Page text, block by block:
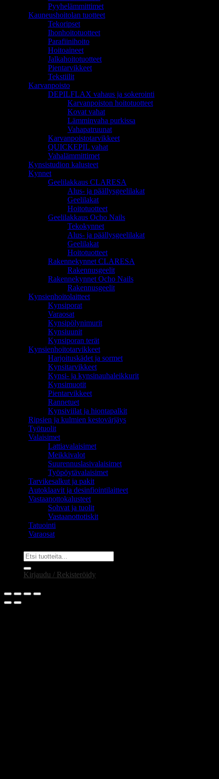
Pyyhelämmittimet
Kauneushoitolan tuotteet
Tekoripset
Ihonhoitotuotteet
Parafiinihoito
Hoitoaineet
Jalkahoitotuotteet
Pientarvikkeet
Tekstiilit
Karvanpoisto
DEPILFLAX vahaus ja sokerointi
Karvanpoiston hoitotuotteet
Kovat vahat
Lämminvaha purkissa
Vahapatruunat
Karvanpoistotarvikkeet
QUICKEPIL vahat
Vahalämmittimet
Kynsistudion kalusteet
Kynnet
Geelilakkaus CLARESA
Alus- ja päällysgeelilakat
Geelilakat
Hoitotuotteet
Geelilakkaus Ocho Nails
Tekokynnet
Alus- ja päällysgeelilakat
Geelilakat
Hoitotuotteet
Rakennekynnet CLARESA
Rakennusgeelit
Rakennekynnet Ocho Nails
Rakennusgeelit
Kynsienhoitolaitteet
Kynsiporat
Varaosat
Kynsipölynimurit
Kynsiuunit
Kynsiporan terät
Kynsienhoitotarvikkeet
Harjoituskädet ja sormet
Kynsitarvikkeet
Kynsi- ja kynsinauhaleikkurit
Kynsimuotit
Pientarvikkeet
Rannetuet
Kynsiviilat ja hiontapalkit
Ripsien ja kulmien kestovärjäys
Työtuolit
Valaisimet
Lattiavalaisimet
Meikkivalot
Suurennuslasivalaisimet
Työpöytävalaisimet
Tarvikesalkut ja pakit
Autoklaavit ja desinfiointilaitteet
Vastaanottokalusteet
Sohvat ja tuolit
Vastaanottotiskit
Tatuointi
Varaosat
Etsi:
Kirjaudu / Rekisteröidy